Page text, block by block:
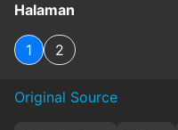
Halaman
1 2
Original Source